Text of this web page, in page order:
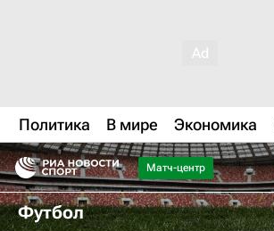
Политика В мире Экономика
Матч-центр
Футбол